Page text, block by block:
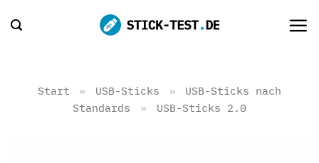
Inhalt
Start » USB-Sticks »
USB-Sticks nach
Standards
» USB-Sticks 2.0